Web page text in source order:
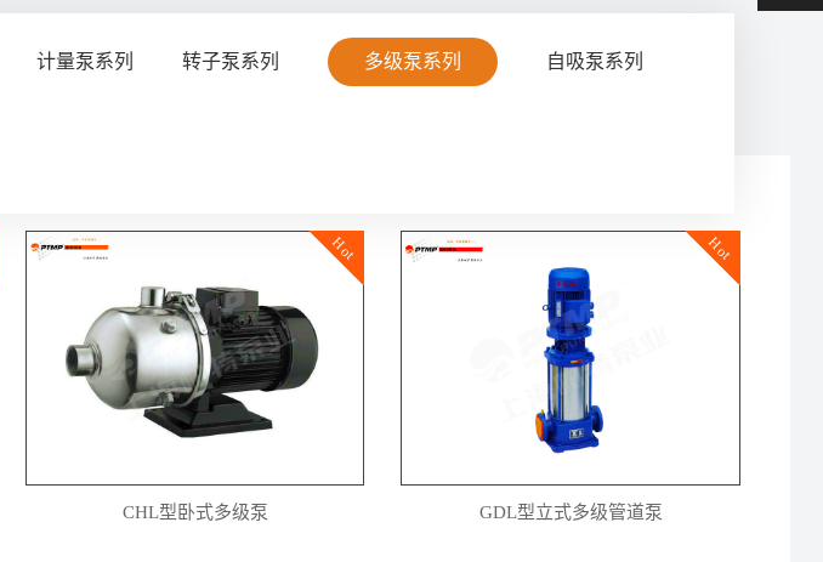
计量泵系列 转子泵系列 多级泵系列 自吸泵系列
Hot
CHL型卧式多级泵
Hot
GDL型立式多级管道泵